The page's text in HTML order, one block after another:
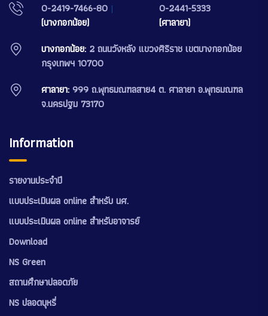
0-2419-7466-80 |
(บางกอกน้อย)
0-2441-5333
(ศาลายา)
บางกอกน้อย: 2 ถนนวังหลัง แขวงศิริราช เขตบางกอกน้อย
กรุงเทพฯ 10700
ศาลายา: 999 ถ.พุทธมณฑลสาย4 ต. ศาลายา อ.พุทธมณฑล
จ.นครปฐม 73170
Information
รายงานประจำปี
แบบประเมินผล online สำหรับ นศ.
แบบประเมินผล online สำหรับอาจารย์
Download
NS Green
สถานศึกษาปลอดภัย
NS ปลอดบุหรี่